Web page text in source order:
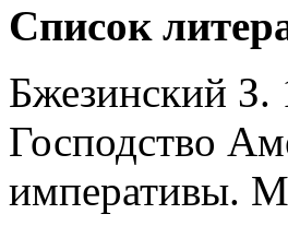
Список
Бжезинский З.
Господство
императивы.